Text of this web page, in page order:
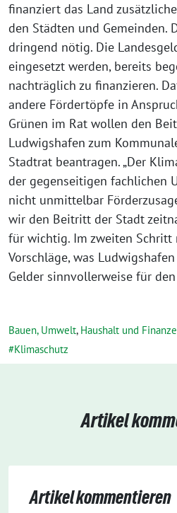
finanziert das Land
den Städten und Gemeinden.
dringend nötig. Die
eingesetzt werden, bereits
nachträglich zu finanzieren.
andere Fördertöpfe in
Grünen im Rat wollen den
Ludwigshafen zum
Stadtrat beantragen. „Der
der gegenseitigen fachlichen
nicht unmittelbar
wir den Beitritt der Stadt
für wichtig. Im zweiten Schritt
Vorschläge, was
Gelder sinnvollerweise für
Bauen, Umwelt, Haushalt und
Klimaschutz
Artikel
Artikel kommentieren